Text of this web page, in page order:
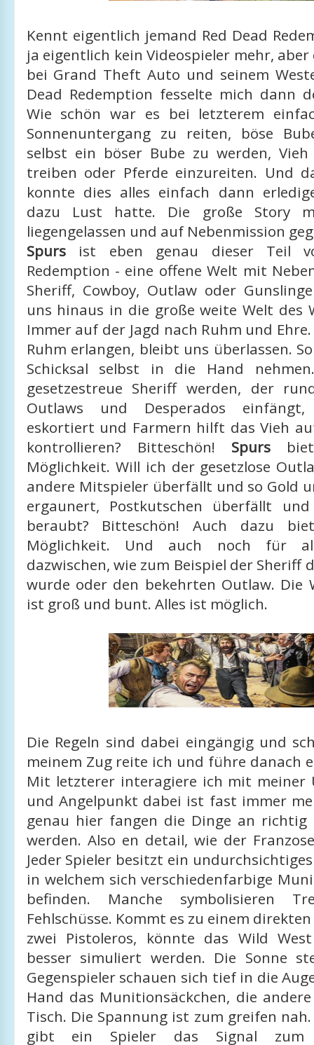
Kennt eigentlich jemand Red Dead
ja eigentlich kein Videospieler mehr,
bei Grand Theft Auto und seinem
Dead Redemption fesselte mich dann
Wie schön war es bei letzterem
Sonnenuntergang zu reiten, böse
selbst ein böser Bube zu werden,
treiben oder Pferde einzureiten. Und
konnte dies alles einfach dann
dazu Lust hatte. Die große Story
liegengelassen und auf Nebenmission
Spursist eben genau dieser Teil
Redemption - eine offene Welt mit
Sheriff, Cowboy, Outlaw oder
uns hinaus in die große weite Welt des
Immer auf der Jagd nach Ruhm und
Ruhm erlangen, bleibt uns überlassen.
Schicksal selbst in die Hand
gesetzestreue Sheriff werden, der
Outlaws und Desperados einfängt,
eskortiert und Farmern hilft das Vieh
kontrollieren? Bitteschön! Spurs
Möglichkeit. Will ich der gesetzlose
andere Mitspieler überfällt und so Gold
ergaunert, Postkutschen überfällt
beraubt? Bitteschön! Auch dazu
Möglichkeit. Und auch noch für
dazwischen, wie zum Beispiel der Sheriff
wurde oder den bekehrten Outlaw. Die
ist groß und bunt. Alles ist möglich.
Die Regeln sind dabei eingängig und
meinem Zug reite ich und führe danach
Mit letzterer interagiere ich mit meiner
und Angelpunkt dabei ist fast immer
genau hier fangen die Dinge an richtig
werden. Also en detail, wie der
Jeder Spieler besitzt ein
in welchem sich verschiedenfarbige
befinden. Manche symbolisieren
Fehlschüsse. Kommt es zu einem
zwei Pistoleros, könnte das Wild
besser simuliert werden. Die Sonne
Gegenspieler schauen sich tief in die
Hand das Munitionsäckchen, die
Tisch. Die Spannung ist zum greifen
gibt ein Spieler das Signal zum